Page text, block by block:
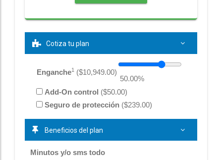
Cotiza tu plan
Enganche1($10,949.00)
50.00%
Add-On control ($50.00)
Seguro de protección($239.00)
Beneficios del plan
Minutos y/o sms todo